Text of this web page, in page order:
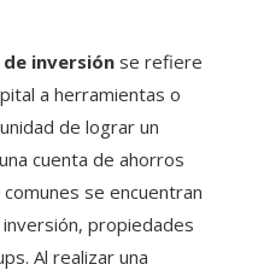
inversión se refiere
a herramientas o
de lograr un
cuenta de ahorros
se encuentran
propiedades
Al realizar una